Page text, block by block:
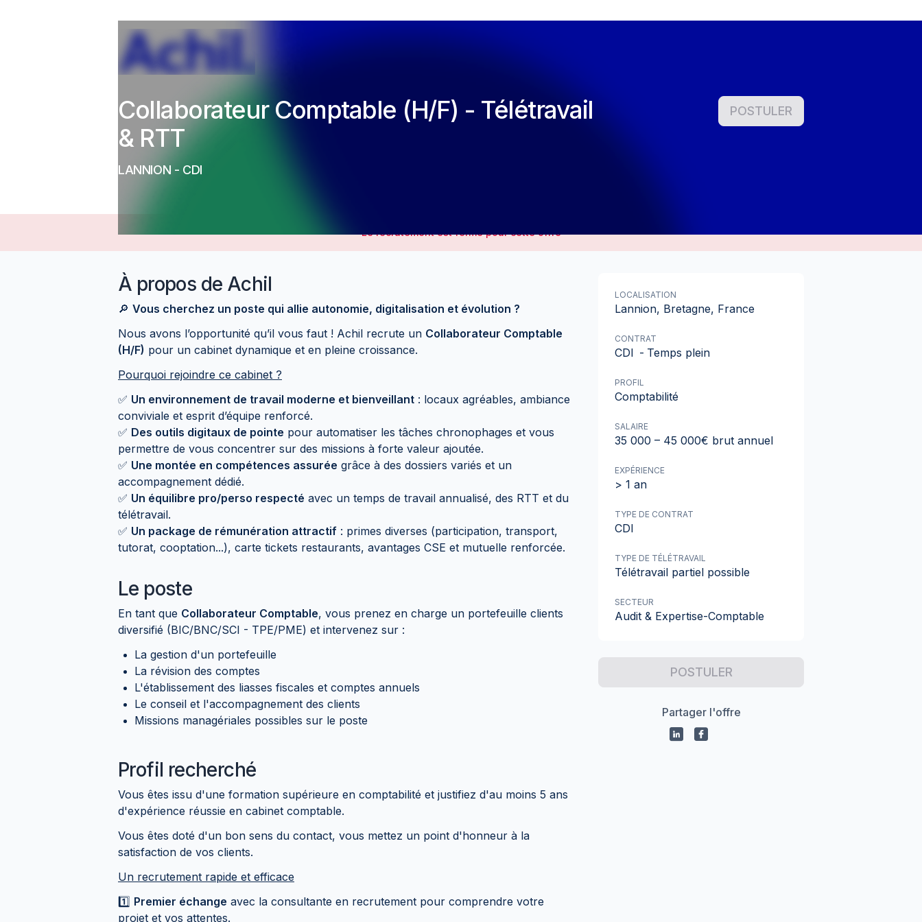
Collaborateur Comptable (H/F) - Télétravail
& RTT
LANNION - CDI
POSTULER
Le recrutement est fermé pour cette offre
À propos de Achil
🔎 Vous cherchez un poste qui allie autonomie, digitalisation et évolution ?
Nous avons l’opportunité qu’il vous faut ! Achil recrute un Collaborateur Comptable
(H/F) pour un cabinet dynamique et en pleine croissance.
Pourquoi rejoindre ce cabinet ?
✅ Un environnement de travail moderne et bienveillant : locaux agréables, ambiance
conviviale et esprit d’équipe renforcé.
✅ Des outils digitaux de pointe pour automatiser les tâches chronophages et vous
permettre de vous concentrer sur des missions à forte valeur ajoutée.
✅ Une montée en compétences assurée grâce à des dossiers variés et un
accompagnement dédié.
✅ Un équilibre pro/perso respecté avec un temps de travail annualisé, des RTT et du
télétravail.
✅ Un package de rémunération attractif : primes diverses (participation, transport,
tutorat, cooptation...), carte tickets restaurants, avantages CSE et mutuelle renforcée.
Le poste
En tant que Collaborateur Comptable, vous prenez en charge un portefeuille clients
diversifié (BIC/BNC/SCI - TPE/PME) et intervenez sur :
La gestion d'un portefeuille
La révision des comptes
L'établissement des liasses fiscales et comptes annuels
Le conseil et l'accompagnement des clients
Missions managériales possibles sur le poste
Profil recherché
Vous êtes issu d'une formation supérieure en comptabilité et justifiez d'au moins 5 ans
d'expérience réussie en cabinet comptable.
Vous êtes doté d'un bon sens du contact, vous mettez un point d'honneur à la
satisfaction de vos clients.
Un recrutement rapide et efficace
1️⃣ Premier échange avec la consultante en recrutement pour comprendre votre
projet et vos attentes.
LOCALISATION
Lannion, Bretagne, France
CONTRAT
CDI - Temps plein
PROFIL
Comptabilité
SALAIRE
35 000 – 45 000€ brut annuel
EXPÉRIENCE
> 1 an
TYPE DE CONTRAT
CDI
TYPE DE TÉLÉTRAVAIL
Télétravail partiel possible
SECTEUR
Audit & Expertise-Comptable
POSTULER
Partager l'offre